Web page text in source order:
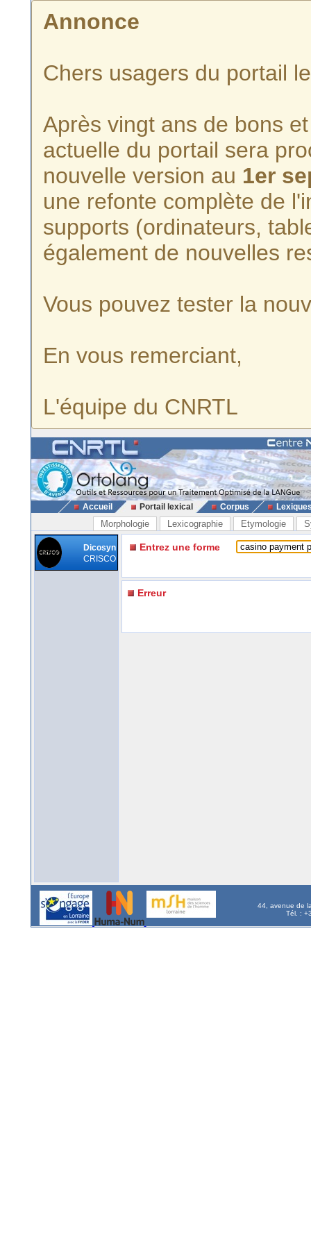
Annonce
Chers usagers du portail
Après vingt ans de bons
actuelle du portail sera
nouvelle version au 1er
une refonte complète de
supports (ordinateurs,
également de nouvelles
Vous pouvez tester la
En vous remerciant,
L'équipe du CNRTL
Accueil Portail lexical Corpus
Morphologie Lexicographie Etymologie
Dicosyn
CRISCO
Entrez une forme
Erreur
44, avenue de
Tél. :